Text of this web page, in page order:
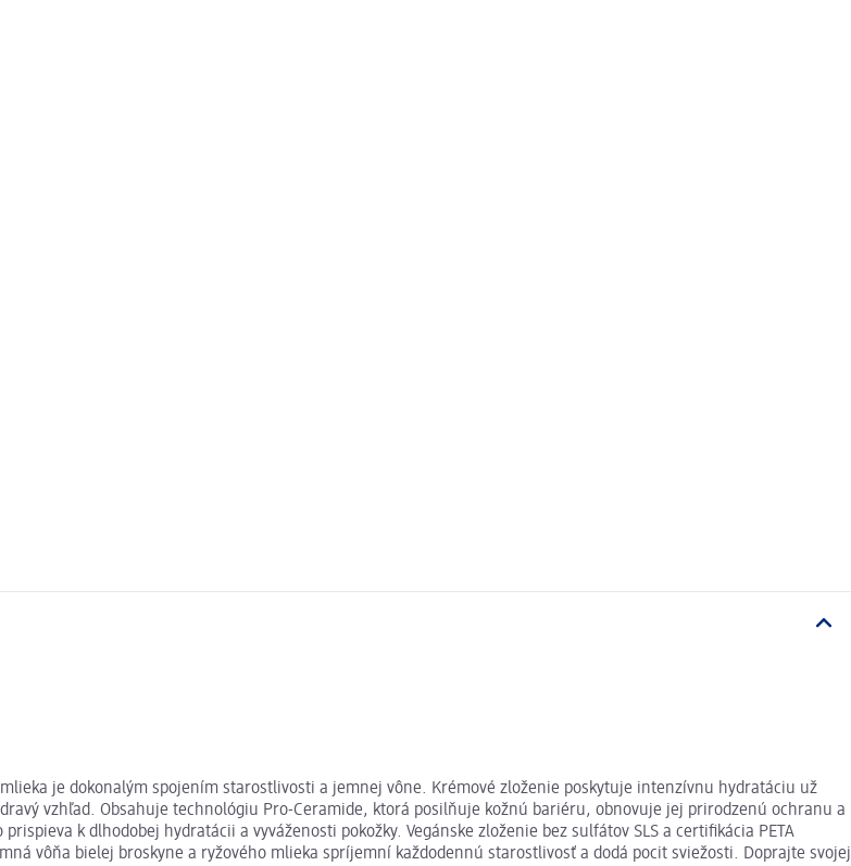
je dokonalým spojením starostlivosti a jemnej vône. Krémové zloženie poskytuje intenzívnu hydratáciu už
vzhľad. Obsahuje technológiu Pro-Ceramide, ktorá posilňuje kožnú bariéru, obnovuje jej prirodzenú ochranu a
k dlhodobej hydratácii a vyváženosti pokožky. Vegánske zloženie bez sulfátov SLS a certifikácia PETA
vôňa bielej broskyne a ryžového mlieka spríjemní každodennú starostlivosť a dodá pocit sviežosti. Doprajte svojej